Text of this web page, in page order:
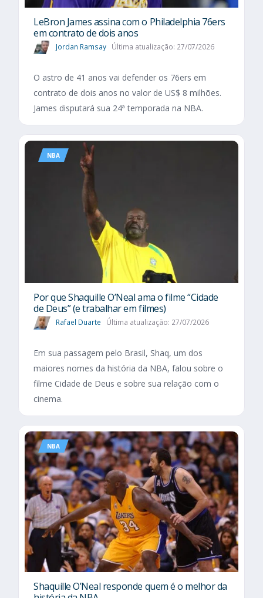
LeBron James assina com o Philadelphia 76ers
em contrato de dois anos
Jordan Ramsay Última atualização: 27/07/2026
O astro de 41 anos vai defender os 76ers em
contrato de dois anos no valor de US$ 8 milhões.
James disputará sua 24ª temporada na NBA.
NBA
Por que Shaquille O’Neal ama o filme “Cidade
de Deus” (e trabalhar em filmes)
Rafael Duarte Última atualização: 27/07/2026
Em sua passagem pelo Brasil, Shaq, um dos
maiores nomes da história da NBA, falou sobre o
filme Cidade de Deus e sobre sua relação com o
cinema.
NBA
Shaquille O’Neal responde quem é o melhor da